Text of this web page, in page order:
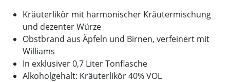
Kräuterlikör mit harmonischer Kräutermischung
und dezenter Würze
Obstbrand aus Äpfeln und Birnen, verfeinert mit
Williams
In exklusiver 0,7 Liter Tonflasche
Alkoholgehalt: Kräuterlikör 40% VOL